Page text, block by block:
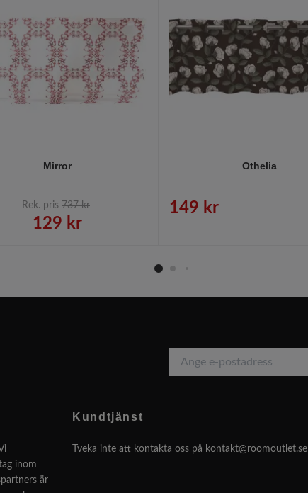
Mirror
Rek. pris 737 kr
129 kr
Othelia
149 kr
inom
är
Kundtjänst
Tveka inte att kontakta oss på kontakt@roomoutlet.se